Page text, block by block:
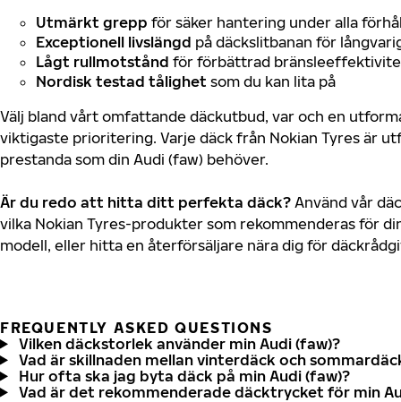
Utmärkt grepp för säker hantering under alla
Exceptionell livslängd på däckslitbanan för
Lågt rullmotstånd för förbättrad
Nordisk testad tålighet som du kan lita på
Välj bland vårt omfattande däckutbud, var och en
viktigaste prioritering. Varje däck från Nokian Tyres är
prestanda som din Audi (faw) behöver.
Är du redo att hitta ditt perfekta däck? Använd vår
vilka Nokian Tyres-produkter som rekommenderas för
modell, eller hitta en återförsäljare nära dig för
FREQUENTLY ASKED QUESTIONS
Vilken däckstorlek använder min Audi (faw)?
Vad är skillnaden mellan vinterdäck och
Hur ofta ska jag byta däck på min Audi (faw)?
Vad är det rekommenderade däcktrycket för min